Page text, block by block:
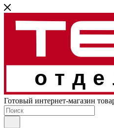
Готовый интернет-магазин